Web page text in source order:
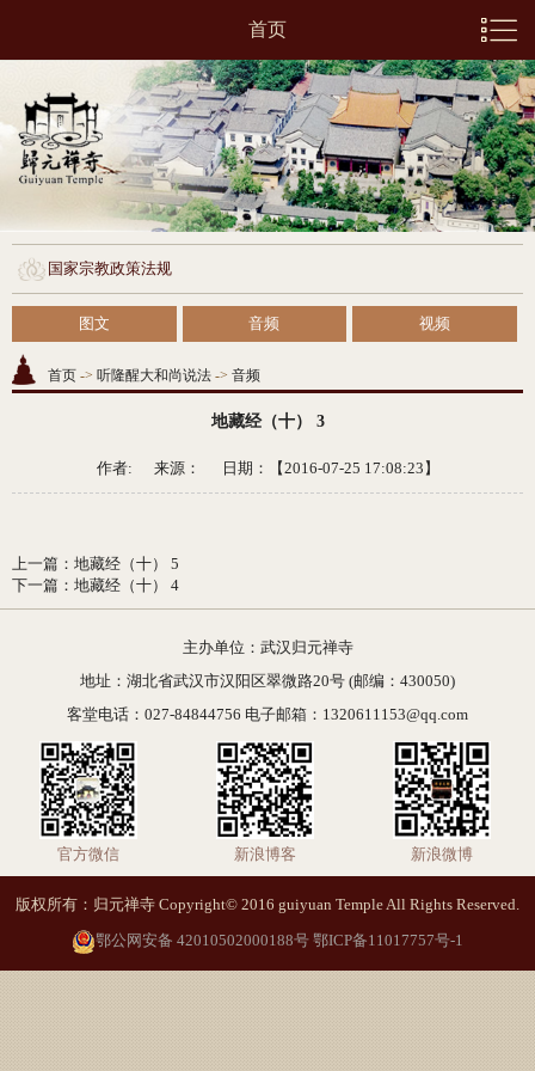
首页
国家宗教政策法规
图文 音频 视频
首页 -> 听隆醒大和尚说法 -> 音频
地藏经（十） 3
作者: 来源： 日期：【2016-07-25 17:08:23】
上一篇 ： 地藏经（十） 5
下一篇 ： 地藏经（十） 4
主办单位：武汉归元禅寺
地址：湖北省武汉市汉阳区翠微路20号 (邮编：430050)
客堂电话：027-84844756 电子邮箱：1320611153@qq.com
官方微信 新浪博客 新浪微博
版权所有：归元禅寺 Copyright© 2016 guiyuan Temple All Rights Reserved.
鄂公网安备 42010502000188号 鄂ICP备11017757号-1